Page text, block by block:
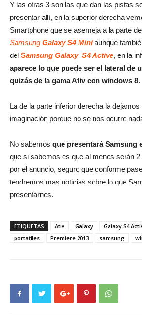
Y las otras 3 son las que dan las pistas
presentar allí, en la superior derecha
Smartphone que se asemeja a la parte
Samsung Galaxy S4 Mini aunque
del Samsung Galaxy S4 Active, en la
aparece lo que puede ser el lateral de
quizás de la gama Ativ con windows 8.
La de la parte inferior derecha la
imaginación porque no se nos ocurre
No sabemos que presentará Samsung
que si sabemos es que al menos serán
por el anuncio, seguro que conforme
tendremos mas noticias sobre lo que
presentarnos.
ETIQUETAS Ativ Galaxy Galaxy S4
portatiles
Premiere 2013 samsung